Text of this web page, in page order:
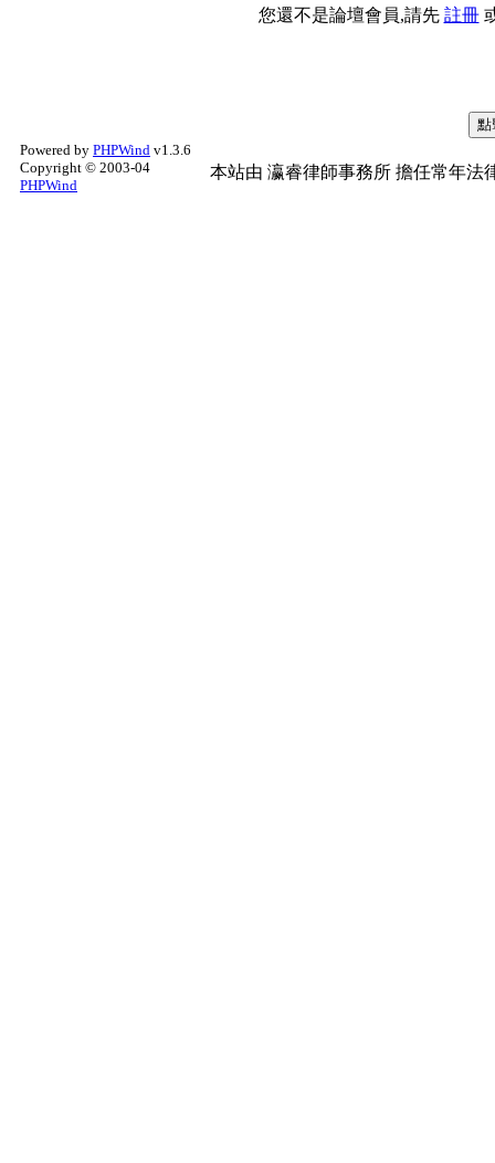
您還不是論壇會員,請先 註冊
Powered by PHPWind v1.3.6
Copyright © 2003-04
PHPWind
本站由 瀛睿律師事務所 擔任常年法